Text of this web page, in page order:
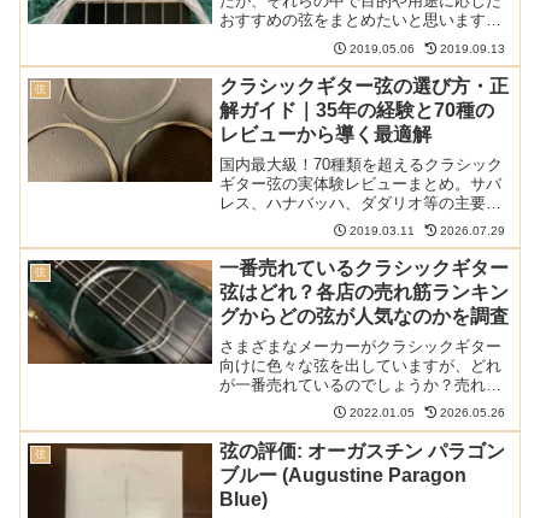
おすすめの弦をまとめたいと思います。
以下の記事で本ブログの弦のレビュー/感
想/情報記事をまとめています基本はプロ
アルテ基本となるのはやはりプロアルテ
かと思います。クラシ...
2019.05.06 2019.09.13
弦
クラシックギター弦の選び方・正
解ガイド｜35年の経験と70種の
レビューから導く最適解
国内最大級！70種類を超えるクラシック
ギター弦の実体験レビューまとめ。サバ
レス、ハナバッハ、ダダリオ等の主要メ
ーカーから希少なスペイン弦まで網羅。
比較早見表やショートカットリンクで、
気になる弦の評価へすぐ辿り着けます。
弦選びに迷う全てのギタリスト必見の保
存版ガイド。
2019.03.11 2026.07.29
弦
一番売れているクラシックギター
弦はどれ？各店の売れ筋ランキン
グからどの弦が人気なのかを調査
さまざまなメーカーがクラシックギター
向けに色々な弦を出していますが、どれ
が一番売れているのでしょうか？売れ筋
ランキングを公開している店の情報を調
査したところ、一番人気の弦が明らかと
なりました。以下の記事で本ブログの弦
のレビュー/感想/情報記...
2022.01.05 2026.05.26
弦
弦の評価: オーガスチン パラゴン
ブルー (Augustine Paragon
Blue)